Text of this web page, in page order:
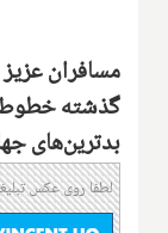
گذشته خطوط
بدترین‌های
لطفا روی عکس